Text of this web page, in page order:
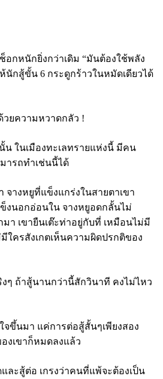
อกหนักยิ่งกว่าเดิม “มันต้องใช้พลัง
นักสู้ขั้น 6 กระดูกร้าวในหมัดเดียวได้
วยความหวาดกลัว !
น ในเมืองทะเลทรายแห่งนี้ มีคน
ารถทำเช่นนี้ได้
จางหยูที่แข็งแกร่งในสายตาเขา
งนอกอ่อนใน จางหยูอดกลั้นไม่
า เขายืนเต๊ะท่าอยู่กับที่ เหมือนไม่มี
ใครสังเกตเห็นความผิดปรกติของ
งๆ ถ้าสู้นานกว่านี้สักวินาที คงไม่ไหว
จขึ้นมา แค่การต่อสู้สั้นๆเพียงสอง
งเขาก็หมดลงแล้ว
ละสู้ต่อ เกรงว่าคนที่แพ้จะต้องเป็น